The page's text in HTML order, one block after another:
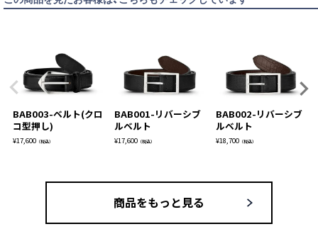
BAB003-ベルト(クロ
コ型押し)
¥17,600 （税込）
BAB001-リバーシブ
ルベルト
¥17,600 （税込）
BAB002-リバーシブ
ルベルト
¥18,700 （税込）
商品をもっと見る